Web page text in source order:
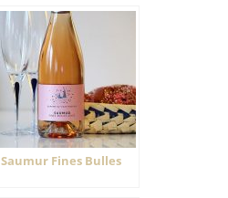
Saumur Fines Bulles